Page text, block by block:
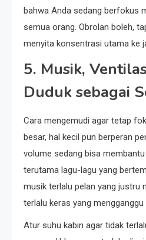
bahwa Anda sedang berfokus
semua orang. Obrolan boleh,
menyita konsentrasi utama ke
5. Musik,
Duduk sebagai
Cara mengemudi agar tetap
besar, hal kecil pun berperan
volume sedang bisa
terutama lagu-lagu yang
musik terlalu pelan yang justru
terlalu keras yang
Atur suhu kabin agar tidak